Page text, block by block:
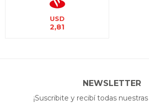
USD
2,81
NEWSLETTER
¡Suscribite y recibí todas